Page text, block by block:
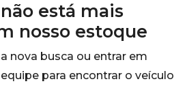
está mais
nosso estoque
nova busca ou entrar em
para encontrar o veículo